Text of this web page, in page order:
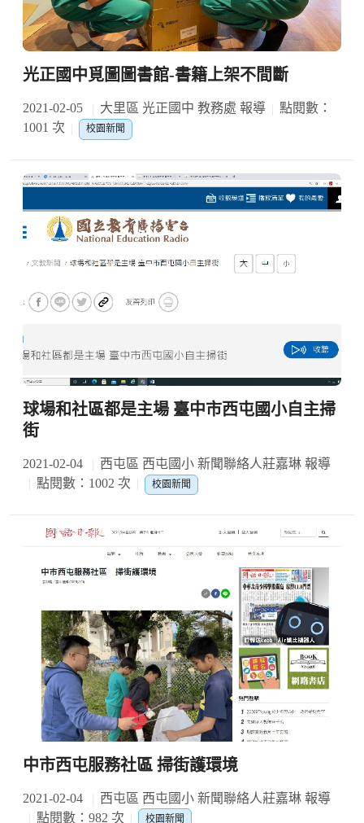
光正國中覓圖圖書館-書籍上架不間斷
2021-02-05 大里區 光正國中 教務處 報導
點閱數：
1001 次
校園新聞
球場和社區都是主場 臺中市西屯國小自主掃
街
2021-02-04
西屯區 西屯國小 新聞聯絡人莊嘉琳 報導
點閱數：1002 次
校園新聞
中市西屯服務社區 掃街護環境
2021-02-04
西屯區 西屯國小 新聞聯絡人莊嘉琳 報導
點閱數：982 次
校園新聞